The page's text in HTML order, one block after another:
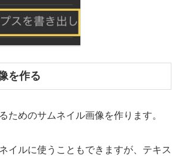
を作る
ためのサムネイル画像を作ります。
イルに使うこともできますが、テキス